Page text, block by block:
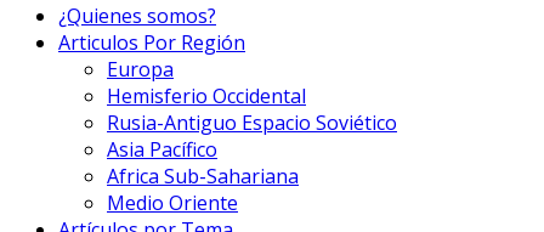
¿Quienes somos?
Articulos Por Región
Europa
Hemisferio Occidental
Rusia-Antiguo Espacio Soviético
Asia Pacífico
Africa Sub-Sahariana
Medio Oriente